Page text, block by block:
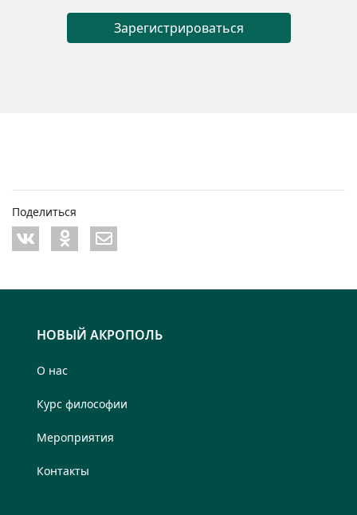
Поделиться
НОВЫЙ АКРОПОЛЬ
О нас
Курс философии
Мероприятия
Контакты